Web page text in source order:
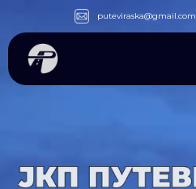
puteviraska@gmail.com